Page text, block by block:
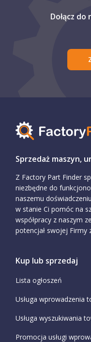
Dołącz do
Sprzedaż maszyn,
Z Factory Part Finder
niezbędne do
naszemu
w stanie Ci pomóc na
współpracy z naszym
potencjał swojej Firmy
Kup lub sprzedaj
Lista ogłoszeń
Usługa wprowadzenia
Usługa wyszukiwania
Promocja usługi